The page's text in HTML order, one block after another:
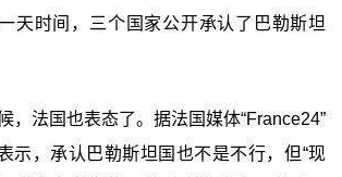
天时间，三个国家公开承认了巴勒斯坦
，法国也表态了。据法国媒体“France24”
示，承认巴勒斯坦国也不是不行，但“现